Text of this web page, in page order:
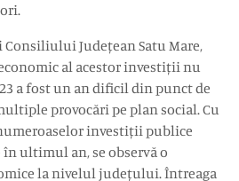
Județean Satu Mare,
al acestor investiții nu
a fost un an dificil din punct de
provocări pe plan social. Cu
investiții publice
ultimul an, se observă o
la nivelul județului. Întreaga